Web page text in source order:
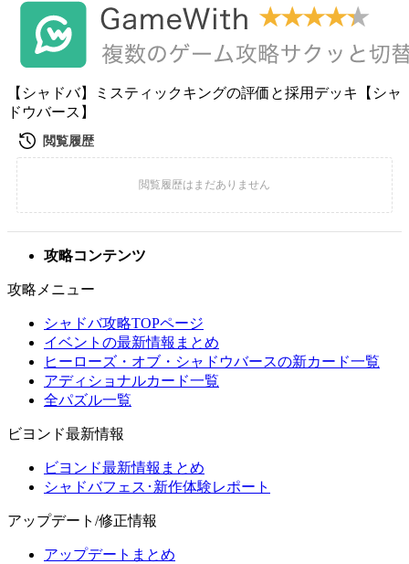
【シャドバ】ミスティックキングの評価と採用デッキ【シャ
ドウバース】
攻略コンテンツ
攻略メニュー
シャドバ攻略TOPページ
イベントの最新情報まとめ
ヒーローズ・オブ・シャドウバースの新カード一覧
アディショナルカード一覧
全パズル一覧
ビヨンド最新情報
ビヨンド最新情報まとめ
シャドバフェス･新作体験レポート
アップデート/修正情報
アップデートまとめ